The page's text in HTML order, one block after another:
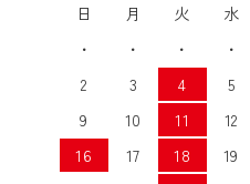
日 月 火 水
・
・ ・ ・
2
3 4 5
9
10 11 12
16
17 18 19